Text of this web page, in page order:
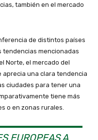
también en el mercado
de distintos países
tendencias mencionadas
Norte, el mercado del
aprecia una clara tendencia
ciudades para tener una
tiene más
o en zonas rurales.
EUROPEAS A